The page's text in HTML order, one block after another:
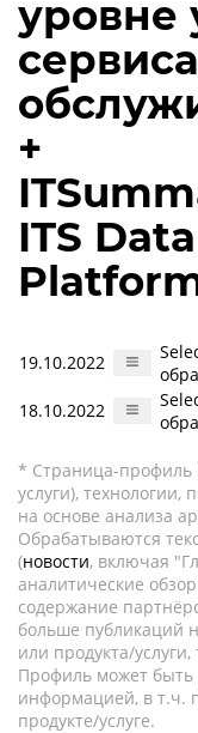
уровне
+
ITS
19.10.2022
18.10.2022
* Страница-профиль
услуги), технологии,
на основе анализа
Обрабатываются
(новости, включая
аналитические
содержание
больше публикаций
или продукта/
Профиль может быть
информацией, в т.ч.
продукте/услуге.